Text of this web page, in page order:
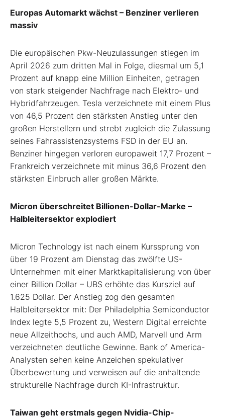
Europas Automarkt wächst – Benziner verlieren
massiv
Die europäischen Pkw-Neuzulassungen stiegen im
April 2026 zum dritten Mal in Folge, diesmal um 5,1
Prozent auf knapp eine Million Einheiten, getragen
von stark steigender Nachfrage nach Elektro- und
Hybridfahrzeugen. Tesla verzeichnete mit einem Plus
von 46,5 Prozent den stärksten Anstieg unter den
großen Herstellern und strebt zugleich die Zulassung
seines Fahrassistenzsystems FSD in der EU an.
Benziner hingegen verloren europaweit 17,7 Prozent –
Frankreich verzeichnete mit minus 36,6 Prozent den
stärksten Einbruch aller großen Märkte.
Micron überschreitet Billionen-Dollar-Marke –
Halbleitersektor explodiert
Micron Technology ist nach einem Kurssprung von
über 19 Prozent am Dienstag das zwölfte US-
Unternehmen mit einer Marktkapitalisierung von über
einer Billion Dollar – UBS erhöhte das Kursziel auf
1.625 Dollar. Der Anstieg zog den gesamten
Halbleitersektor mit: Der Philadelphia Semiconductor
Index legte 5,5 Prozent zu, Western Digital erreichte
neue Allzeithochs, und auch AMD, Marvell und Arm
verzeichneten deutliche Gewinne. Bank of America-
Analysten sehen keine Anzeichen spekulativer
Überbewertung und verweisen auf die anhaltende
strukturelle Nachfrage durch KI-Infrastruktur.
Taiwan geht erstmals gegen Nvidia-Chip-